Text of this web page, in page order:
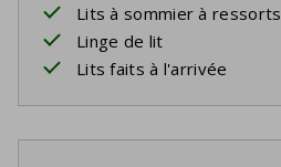
Lits à sommier à ressorts
Linge de lit
Lits faits à l'arrivée